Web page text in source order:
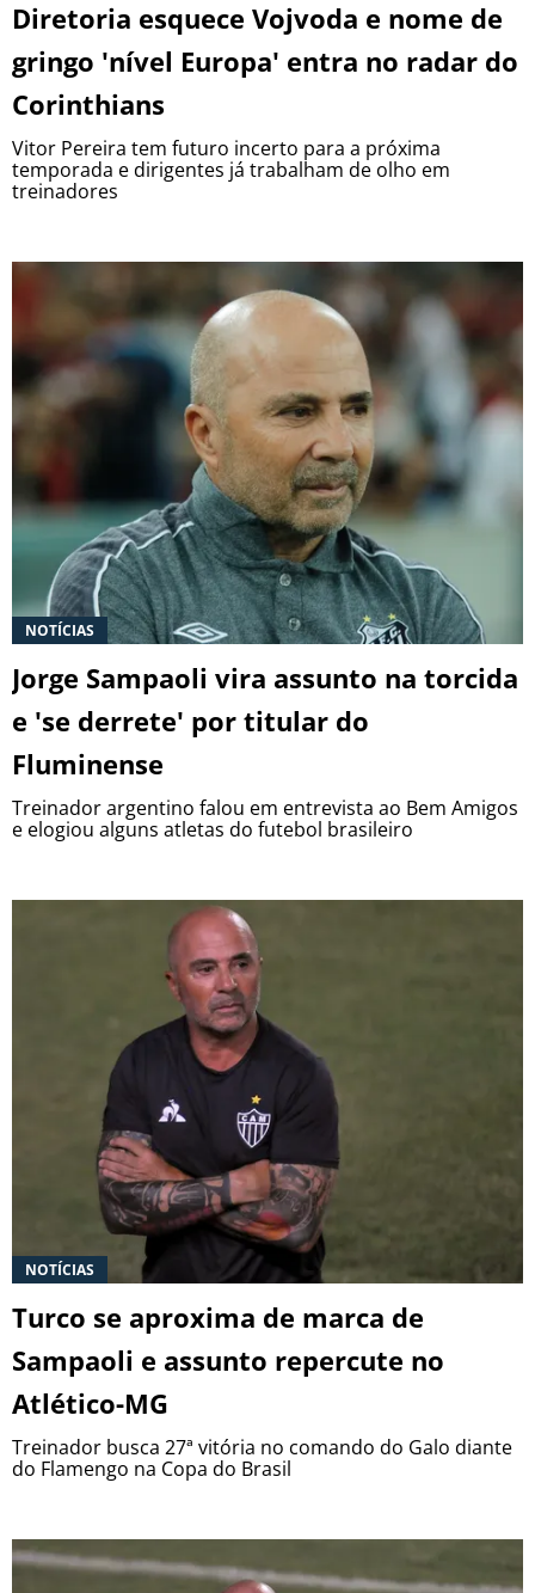
Diretoria esquece Vojvoda e nome de
gringo 'nível Europa' entra no radar do
Corinthians
Vitor Pereira tem futuro incerto para a próxima
temporada e dirigentes já trabalham de olho em
treinadores
NOTÍCIAS
Jorge Sampaoli vira assunto na torcida
e 'se derrete' por titular do
Fluminense
Treinador argentino falou em entrevista ao Bem Amigos
e elogiou alguns atletas do futebol brasileiro
NOTÍCIAS
Turco se aproxima de marca de
Sampaoli e assunto repercute no
Atlético-MG
Treinador busca 27ª vitória no comando do Galo diante
do Flamengo na Copa do Brasil